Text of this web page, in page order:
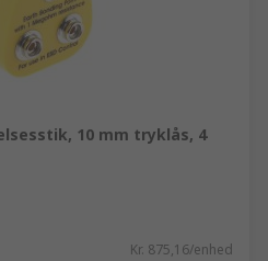
10 mm tryklås, 4
Kr. 875,16/enhed